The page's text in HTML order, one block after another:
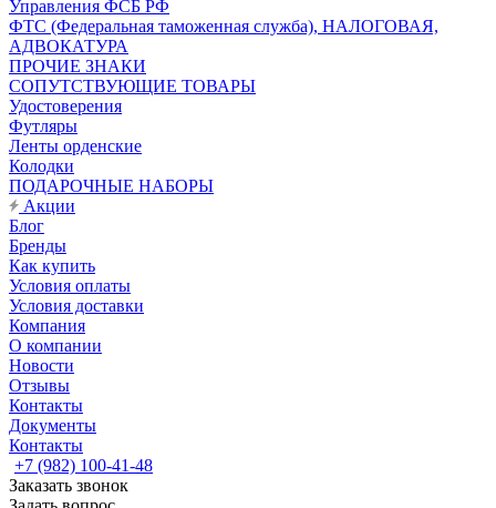
Управления ФСБ РФ
ФТС (Федеральная таможенная служба), НАЛОГОВАЯ,
АДВОКАТУРА
ПРОЧИЕ ЗНАКИ
СОПУТСТВУЮЩИЕ ТОВАРЫ
Удостоверения
Футляры
Ленты орденские
Колодки
ПОДАРОЧНЫЕ НАБОРЫ
Акции
Блог
Бренды
Как купить
Условия оплаты
Условия доставки
Компания
О компании
Новости
Отзывы
Контакты
Документы
Контакты
+7 (982) 100-41-48
Заказать звонок